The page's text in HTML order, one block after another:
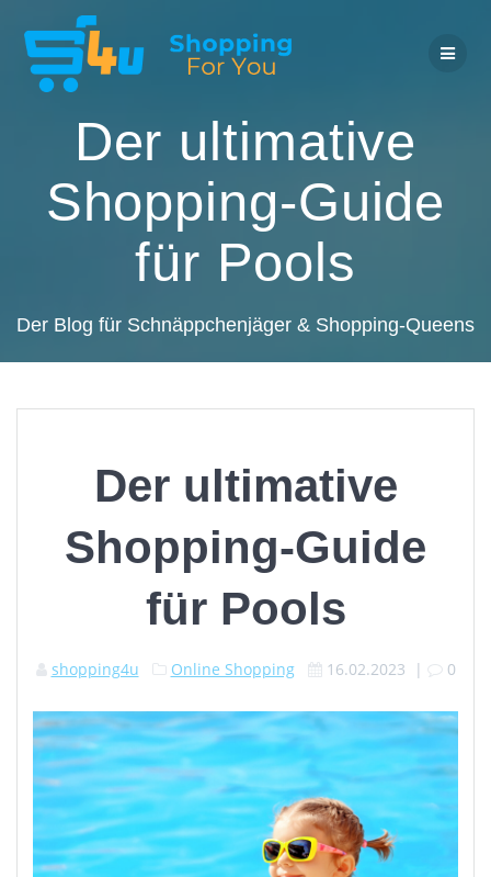
Inhalt
springen
Der ultimative
Shopping-Guide
für Pools
Der Blog für Schnäppchenjäger & Shopping-Queens
Der ultimative
Shopping-Guide
für Pools
shopping4u Online Shopping 16.02.2023 | 0